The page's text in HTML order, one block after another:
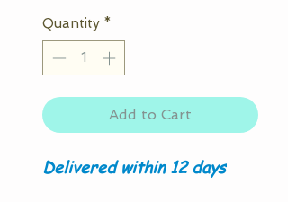
Quantity *
Add to Cart
Delivered within 12 days